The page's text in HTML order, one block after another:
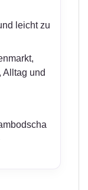
leicht zu
Alltag und